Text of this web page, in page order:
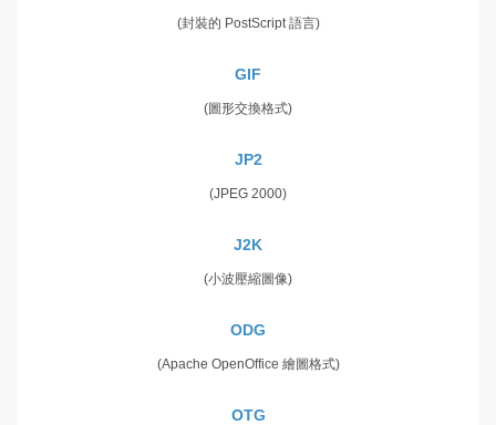
(封裝的 PostScript 語言)
GIF
(圖形交換格式)
JP2
(JPEG 2000)
J2K
(小波壓縮圖像)
ODG
(Apache OpenOffice 繪圖格式)
OTG